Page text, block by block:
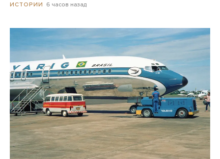
ИСТОРИИ 6 часов назад